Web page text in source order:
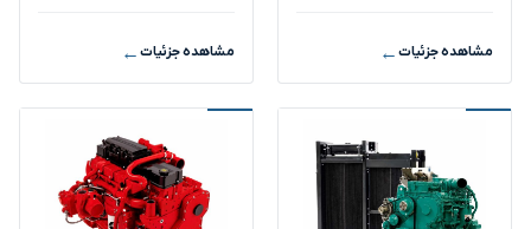
مشاهده جزئیات مشاهده جزئیات